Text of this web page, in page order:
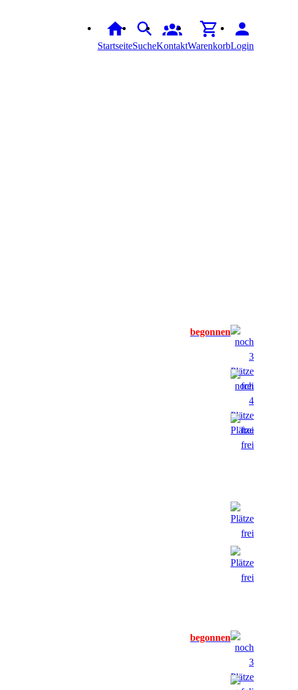
StartseiteSucheKontaktWarenkorbLogin